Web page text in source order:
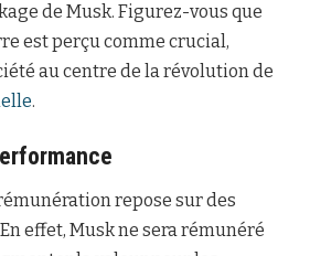
de Musk. Figurez-vous que
est perçu comme crucial,
au centre de la révolution de
.
repose sur des
effet, Musk ne sera rémunéré